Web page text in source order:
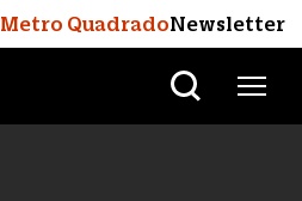
Metro QuadradoNewsletter